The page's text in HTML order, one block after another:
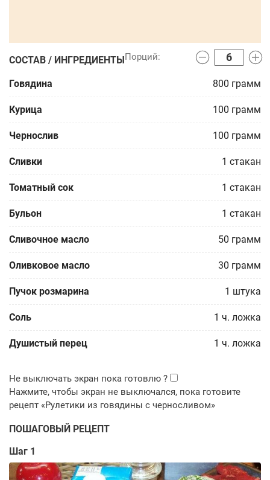
СОСТАВ / ИНГРЕДИЕНТЫ
Говядина 800 грамм
Курица 100 грамм
Чернослив 100 грамм
Сливки 1 стакан
Томатный сок 1 стакан
Бульон 1 стакан
Сливочное масло 50 грамм
Оливковое масло 30 грамм
Пучок розмарина 1 штука
Соль 1 ч. ложка
Душистый перец 1 ч. ложка
ПОШАГОВЫЙ РЕЦЕПТ
Шаг 1